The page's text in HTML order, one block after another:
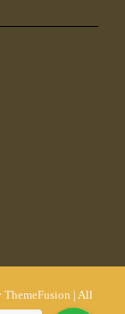
ThemeFusion | All